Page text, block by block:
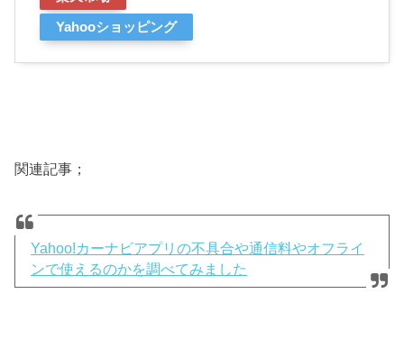
Yahooショッピング
関連記事；
Yahoo!カーナビアプリの不具合や通信料やオフライ
ンで使えるのかを調べてみました